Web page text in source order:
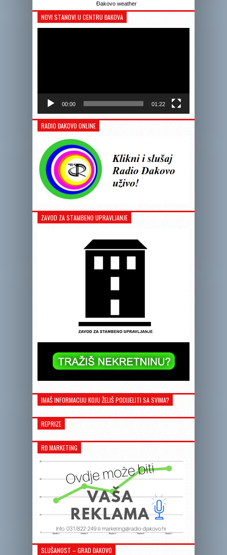
Đakovo weather
NOVI STANOVI U CENTRU ĐAKOVA
00:00 01:22
RADIO ĐAKOVO ONLINE
ZAVOD ZA STAMBENO UPRAVLJANJE
IMAŠ INFORMACIJU KOJU ŽELIŠ PODIJELITI SA SVIMA?
REPRIZE
RĐ MARKETING
SLUŠANOST – GRAD ĐAKOVO